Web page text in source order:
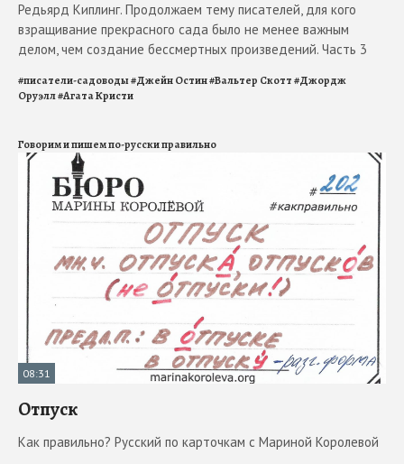
Редьярд Киплинг. Продолжаем тему писателей, для кого
взращивание прекрасного сада было не менее важным
делом, чем создание бессмертных произведений. Часть 3
#писатели-садоводы#Джейн Остин#Вальтер Скотт#Джордж
Оруэлл#Агата Кристи
Говорим и пишем по-русски правильно
08:31
Отпуск
Как правильно? Русский по карточкам с Мариной Королевой